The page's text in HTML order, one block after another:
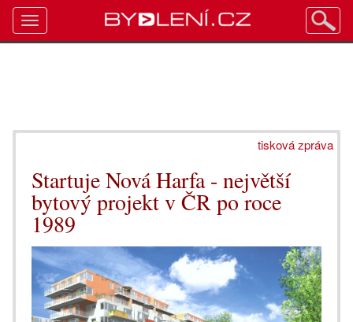
tisková zpráva
Startuje Nová Harfa - největší
bytový projekt v ČR po roce
1989
Toggle
navigation